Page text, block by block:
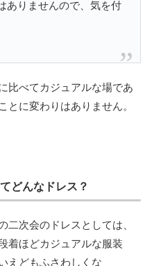
ありませんので、気を付
比べてカジュアルな場であ
とに変わりはありません。
どんなドレス？
二次会のドレスとしては、
着ほどカジュアルな服装
えどもふさわしくな